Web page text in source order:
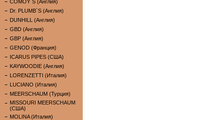
COMOY`S (Англия)
Dr. PLUMB`S (Англия)
DUNHILL (Англия)
GBD (Англия)
GBP (Англия)
GENOD (Франция)
ICARUS PIPES (США)
KAYWOODIE (Англия)
LORENZETTI (Италия)
LUCIANO (Италия)
MEERSCHAUM (Турция)
MISSOURI MEERSCHAUM
(США)
MOLINA (Италия)